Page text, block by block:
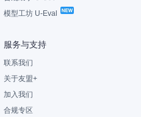
模型工坊 U-Eval
服务与支持
联系我们
关于友盟+
加入我们
合规专区